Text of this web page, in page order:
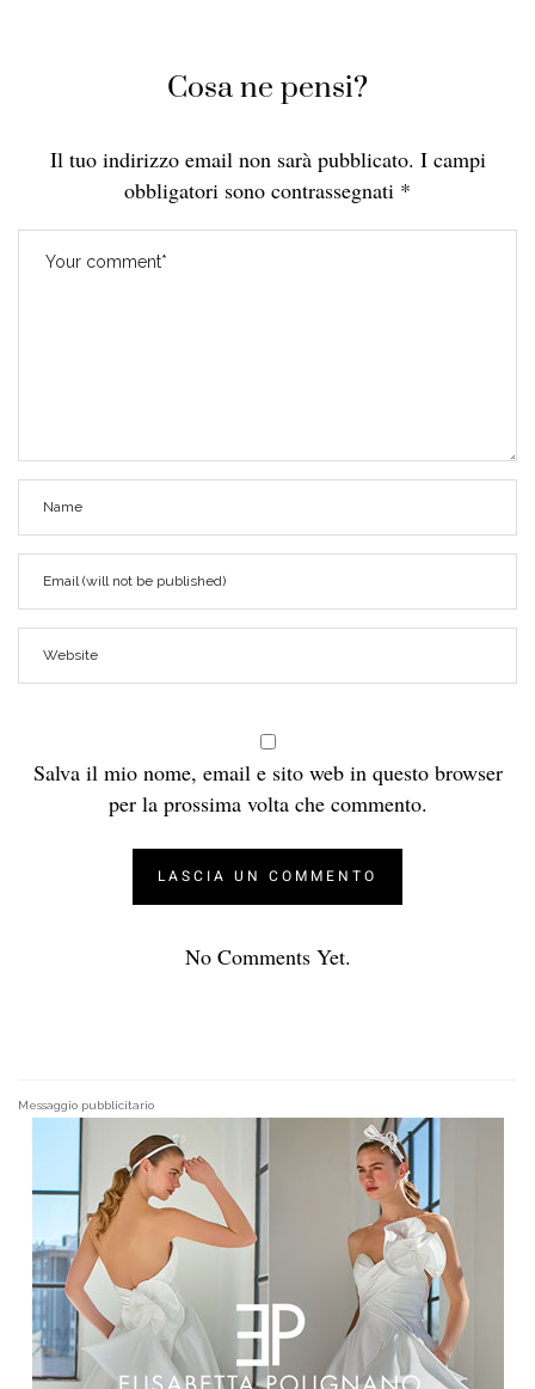
Cosa ne pensi?
Il tuo indirizzo email non sarà pubblicato. I campi
obbligatori sono contrassegnati *
Salva il mio nome, email e sito web in questo browser
per la prossima volta che commento.
No Comments Yet.
Messaggio pubblicitario